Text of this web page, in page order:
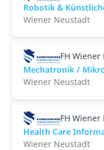
Robotik &
Wiener Neustadt
FH
Mechatronik /
Wiener Neustadt
FH
Health Care
Wiener Neustadt